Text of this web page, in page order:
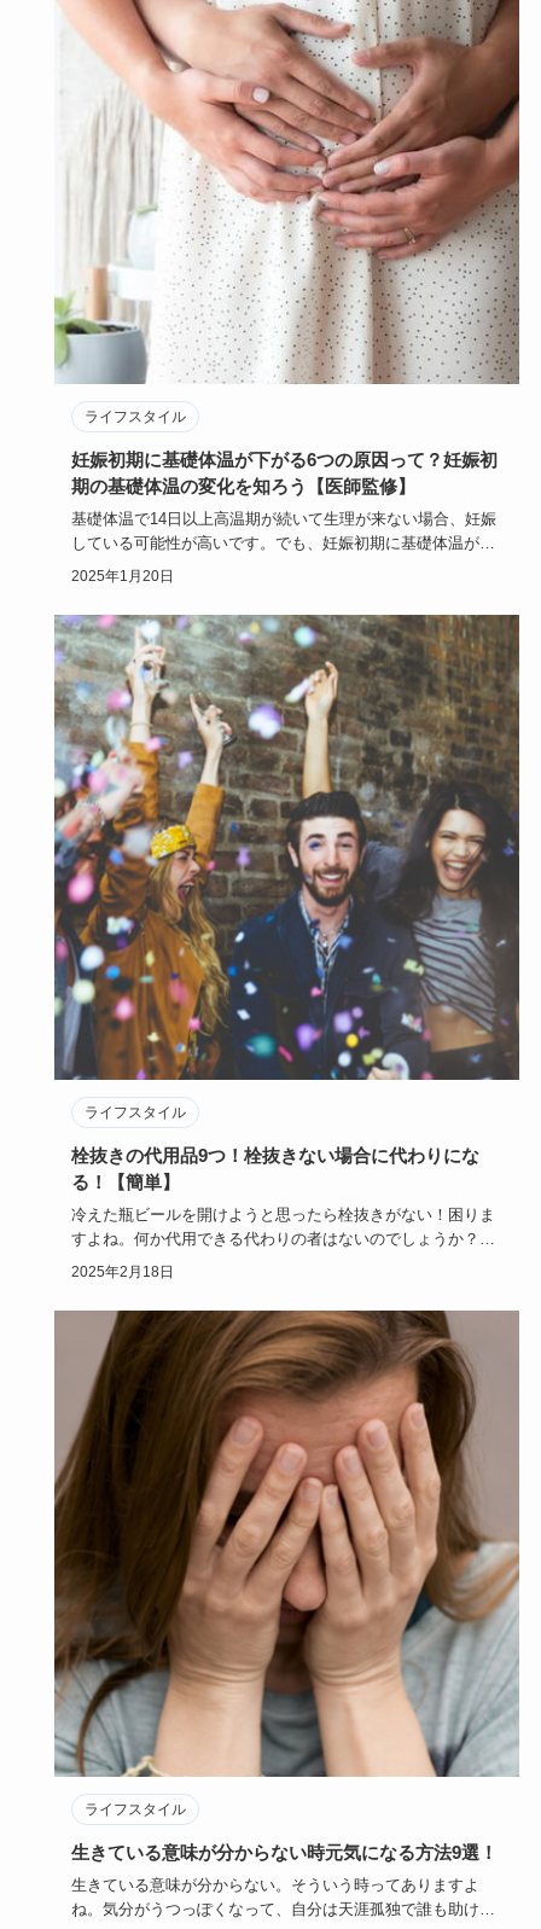
ライフスタイル
妊娠初期に基礎体温が下がる6つの原因って？妊娠初
期の基礎体温の変化を知ろう【医師監修】
基礎体温で14日以上高温期が続いて生理が来ない場合、妊娠
している可能性が高いです。でも、妊娠初期に基礎体温が下
がることがあ…
2025年1月20日
ライフスタイル
栓抜きの代用品9つ！栓抜きない場合に代わりにな
る！【簡単】
冷えた瓶ビールを開けようと思ったら栓抜きがない！困りま
すよね。何か代用できる代わりの者はないのでしょうか？こ
の記事では、栓…
2025年2月18日
ライフスタイル
生きている意味が分からない時元気になる方法9選！
生きている意味が分からない。そういう時ってありますよ
ね。気分がうつっぽくなって、自分は天涯孤独で誰も助けて